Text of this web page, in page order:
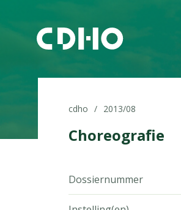
cdho 2013/08
Choreografie
Dossiernummer